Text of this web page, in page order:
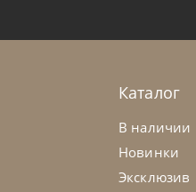
Каталог
В наличии
Новинки
Эксклюзив